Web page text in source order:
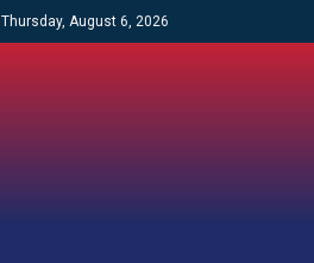
Thursday, August 6, 2026